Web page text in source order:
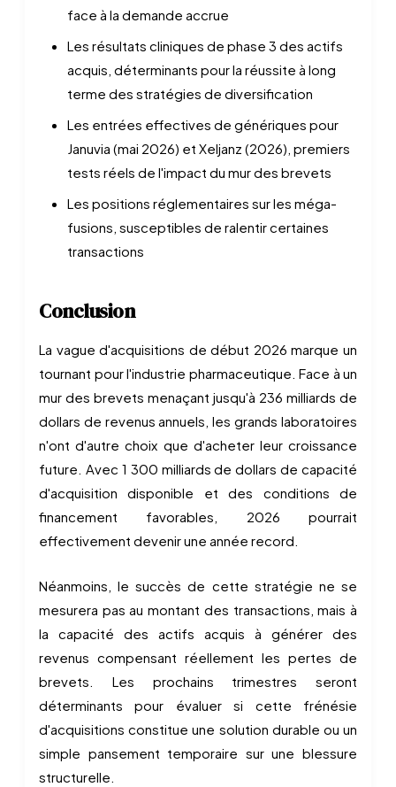
face à la demande accrue
Les résultats cliniques de phase 3 des actifs
acquis, déterminants pour la réussite à long
terme des stratégies de diversification
Les entrées effectives de génériques pour
Januvia (mai 2026) et Xeljanz (2026), premiers
tests réels de l'impact du mur des brevets
Les positions réglementaires sur les méga-
fusions, susceptibles de ralentir certaines
transactions
Conclusion
La vague d'acquisitions de début 2026 marque un
tournant pour l'industrie pharmaceutique. Face à un
mur des brevets menaçant jusqu'à 236 milliards de
dollars de revenus annuels, les grands laboratoires
n'ont d'autre choix que d'acheter leur croissance
future. Avec 1 300 milliards de dollars de capacité
d'acquisition disponible et des conditions de
financement favorables, 2026 pourrait
effectivement devenir une année record.
Néanmoins, le succès de cette stratégie ne se
mesurera pas au montant des transactions, mais à
la capacité des actifs acquis à générer des
revenus compensant réellement les pertes de
brevets. Les prochains trimestres seront
déterminants pour évaluer si cette frénésie
d'acquisitions constitue une solution durable ou un
simple pansement temporaire sur une blessure
structurelle.